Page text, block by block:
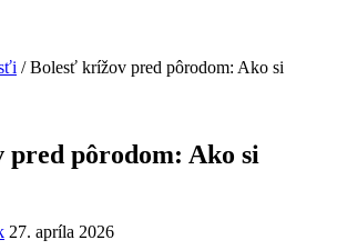
/ Bolesť krížov pred pôrodom: Ako si
pôrodom: Ako si
27. apríla 2026